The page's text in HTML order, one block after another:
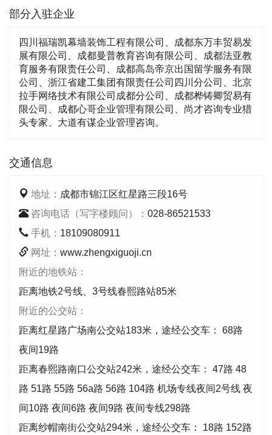
部分入驻企业
四川福瑞凯幕墙装饰工程有限公司、成都东万丰贸易发
展有限公司、成都曼普教育咨询有限公司、成都法亚教
育服务有限责任公司、成都高岛帝京出国留学服务有限
公司、浙江省建工集团有限责任公司四川分公司、北京
拉手网络技术有限公司成都分公司、成都桦铸卿贸易有
限公司、成都心哥企业管理有限公司、尚才咨询专业猎
头专家、大道有谋企业管理咨询。
交通信息
地址： 成都市锦江区红星路三段16号
咨询电话（写字楼顾问）： 028-86521533
手机： 18109080911
网址： www.zhengxiguoji.cn
附近的地铁站：
距离地铁2号线、3号线春熙路站85米
附近的公交站：
距离红星路广场南公交站183米，途经公交车： 68路
夜间19路
距离春熙路南口公交站242米，途经公交车： 47路 48
路 51路 55路 56a路 56路 104路 机场专线夜间2号线 夜
间10路 夜间6路 夜间9路 夜间专线298路
距离纱帽南街公交站294米，途经公交车： 18路 152路